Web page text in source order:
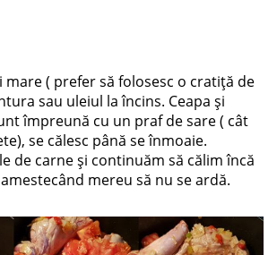
( prefer să folosesc o cratiță de
sau uleiul la încins. Ceapa și
împreună cu un praf de sare ( cât
se călesc până se înmoaie.
de carne și continuăm să călim încă
mereu să nu se ardă.